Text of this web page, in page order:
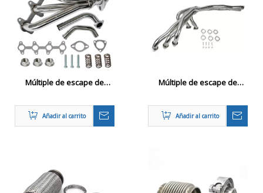
Múltiple de escape de
Sonoma 94-04
Añadir al carrito
Múltiple de escape de
modelos BMW E30
Añadir al carrito